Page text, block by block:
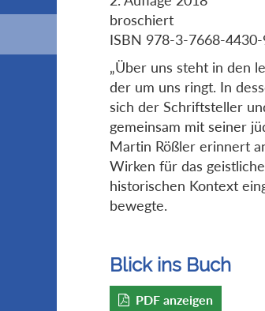
broschiert
ISBN 978-3-7668-
„Über uns steht in den
der um uns ringt. In
sich der Schriftsteller
gemeinsam mit seiner
Martin Rößler erinnert
Wirken für das
historischen Kontext
bewegte.
Blick ins Buch
PDF anzeigen